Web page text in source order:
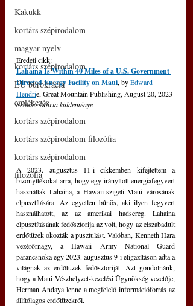
Kakukk
kortárs szépirodalom
magyar nyelv
kortárs szépirodalom
EU bürokrácia
emlékezés
kortárs szépirodalom
kortárs szépirodalom filozófia
kortárs szépirodalom
filozófia
Eredeti cikk:
Lahaina Is Within 40 Miles of a U.S. Government
Directed Energy Facility on Maui, by Edward
Hendrie, Great Mountain Publishing, August 20, 2023
Schiller Mária küldeménye
A 2023. augusztus 11-i cikkemben kifejtettem a
bizonyítékokat arra, hogy egy irányított energiafegyvert
használtak Lahaina, a Hawaii-szigeti Maui városának
elpusztítására. Az egyetlen bűnös, aki ilyen fegyvert
használhatott, az az amerikai hadsereg. Lahaina
elpusztításának fedősztorija az volt, hogy az elszabadult
erdőtüzek okozták a pusztulást. Valóban, Kenneth Hara
vezérőrnagy, a Hawaii Army National Guard
parancsnoka egy 2023. augusztus 9-i eligazításon adta a
világnak az erdőtüzek fedősztoriját. Azt gondolnánk,
hogy a Maui Vészhelyzet-kezelési Ügynökség vezetője,
Herman Andaya lenne a megfelelő információforrás az
állítólagos erdőtüzekről.